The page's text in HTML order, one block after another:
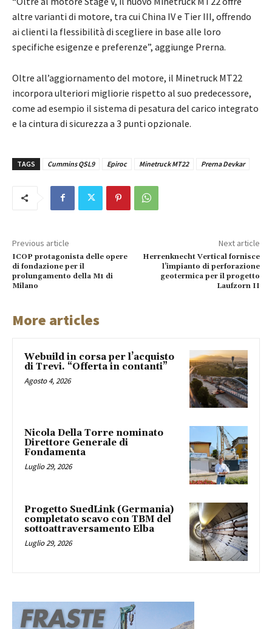
altre varianti di motore, tra cui China IV e Tier III, offrendo
ai clienti la flessibilità di scegliere in base alle loro
specifiche esigenze e preferenze”, aggiunge Prerna.
Oltre all’aggiornamento del motore, il Minetruck MT22
incorpora ulteriori migliorie rispetto al suo predecessore,
come ad esempio il sistema di pesatura del carico integrato
e la cintura di sicurezza a 3 punti opzionale.
TAGS Cummins QSL9 Epiroc Minetruck MT22 Prerna Devkar
Previous article
ICOP protagonista delle opere
di fondazione per il
prolungamento della M1 di
Milano
Next article
Herrenknecht Vertical fornisce
l’impianto di perforazione
geotermica per il progetto
Laufzorn II
More articles
Webuild in corsa per l’acquisto
di Trevi. “Offerta in contanti”
Agosto 4, 2026
Nicola Della Torre nominato
Direttore Generale di
Fondamenta
Luglio 29, 2026
Progetto SuedLink (Germania)
completato scavo con TBM del
sottoattraversamento Elba
Luglio 29, 2026